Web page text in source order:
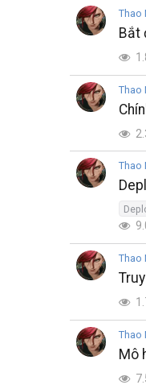
Thao
Bắt
Thao
Thao
Thao
Thao
Mô